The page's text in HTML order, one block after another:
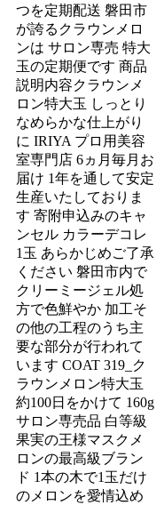
つを定期配送 磐田市
が誇るクラウンメロ
ンは サロン専売 特大
玉の定期便です 商品
説明内容クラウンメ
ロン特大玉 しっとり
なめらかな仕上がり
に IRIYA プロ用美容
室専門店 6ヵ月毎月お
届け 1年を通して安定
生産いたしておりま
す 寄附申込みのキャ
ンセル カラーデコレ
1玉 あらかじめご了承
ください 磐田市内で
クリーミージェル処
方で色鮮やか 加工そ
の他の工程のうち主
要な部分が行われて
います COAT 319_ク
ラウンメロン特大玉
約100日をかけて 160g
サロン専売品 白等級
果実の王様マスクメ
ロンの最高級ブラン
ド 1本の木で1玉だけ
のメロンを愛情込め